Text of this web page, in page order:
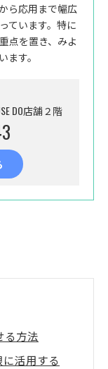
ら応用まで幅広
ています。特に
点を置き、みよ
す。
DO店舗２階
る方法
活用する